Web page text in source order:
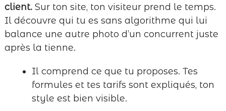
client.Sur ton site, ton visiteur prend le temps.
Il découvre qui tu es sans algorithme qui lui
balance une autre photo d’un concurrent juste
après la tienne.
Il comprend ce que tu proposes. Tes
formules et tes tarifs sont expliqués, ton
style est bien visible.